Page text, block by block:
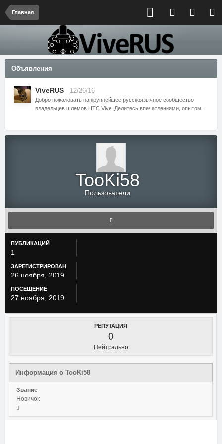
Главная
Объявления
ViveRUS 12/26/16
Добро пожаловать на крупнейшее русскоязычное сообщество
владельцев шлемов HTC Vive. Делитесь впечатлениями, опытом...
TooKi58
Пользователи
ПУБЛИКАЦИЙ
1
ЗАРЕГИСТРИРОВАН
26 ноября, 2019
ПОСЕЩЕНИЕ
27 ноября, 2019
РЕПУТАЦИЯ
0
Нейтрально
Информация о TooKi58
Звание
Новичок